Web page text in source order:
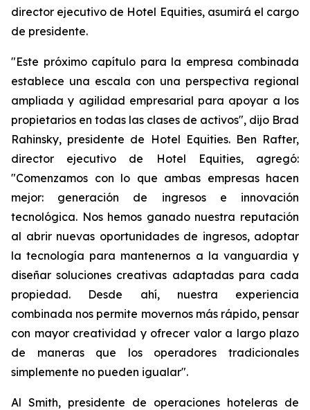
director ejecutivo de Hotel Equities, asumirá el cargo
de presidente.
"Este próximo capítulo para la empresa combinada
establece una escala con una perspectiva regional
ampliada y agilidad empresarial para apoyar a los
propietarios en todas las clases de activos", dijo Brad
Rahinsky, presidente de Hotel Equities. Ben Rafter,
director ejecutivo de Hotel Equities, agregó:
"Comenzamos con lo que ambas empresas hacen
mejor: generación de ingresos e innovación
tecnológica. Nos hemos ganado nuestra reputación
al abrir nuevas oportunidades de ingresos, adoptar
la tecnología para mantenernos a la vanguardia y
diseñar soluciones creativas adaptadas para cada
propiedad. Desde ahí, nuestra experiencia
combinada nos permite movernos más rápido, pensar
con mayor creatividad y ofrecer valor a largo plazo
de maneras que los operadores tradicionales
simplemente no pueden igualar".
Al Smith, presidente de operaciones hoteleras de